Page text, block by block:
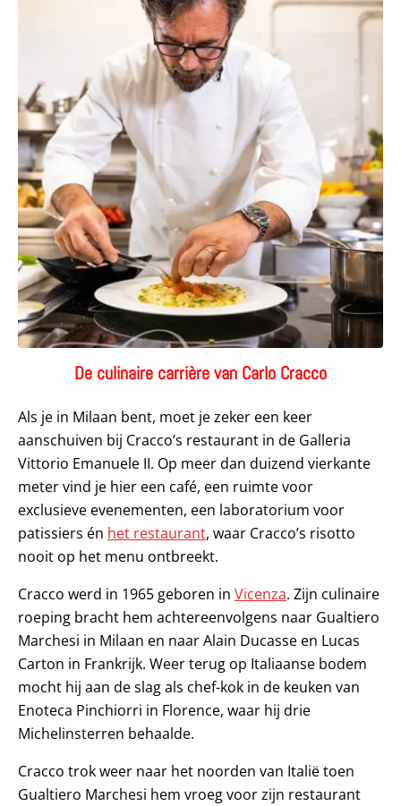
De culinaire carrière van Carlo Cracco
Als je in Milaan bent, moet je zeker een keer
aanschuiven bij Cracco’s restaurant in de Galleria
Vittorio Emanuele II. Op meer dan duizend vierkante
meter vind je hier een café, een ruimte voor
exclusieve evenementen, een laboratorium voor
patissiers én het restaurant, waar Cracco’s risotto
nooit op het menu ontbreekt.
Cracco werd in 1965 geboren in Vicenza. Zijn culinaire
roeping bracht hem achtereenvolgens naar Gualtiero
Marchesi in Milaan en naar Alain Ducasse en Lucas
Carton in Frankrijk. Weer terug op Italiaanse bodem
mocht hij aan de slag als chef-kok in de keuken van
Enoteca Pinchiorri in Florence, waar hij drie
Michelinsterren behaalde.
Cracco trok weer naar het noorden van Italië toen
Gualtiero Marchesi hem vroeg voor zijn restaurant